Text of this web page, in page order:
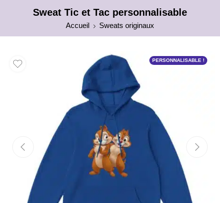
Sweat Tic et Tac personnalisable
Accueil Sweats originaux
PERSONNALISABLE !